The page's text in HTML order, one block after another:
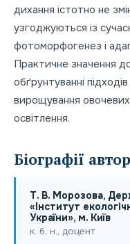
дихання істотно не
узгоджуються із
фотоморфогенез і
Практичне значення
обґрунтуванні
вирощування
освітлення.
Біографії
Т. В. Морозова,
«Інститут
України», м. Київ
к. б. н., доцент